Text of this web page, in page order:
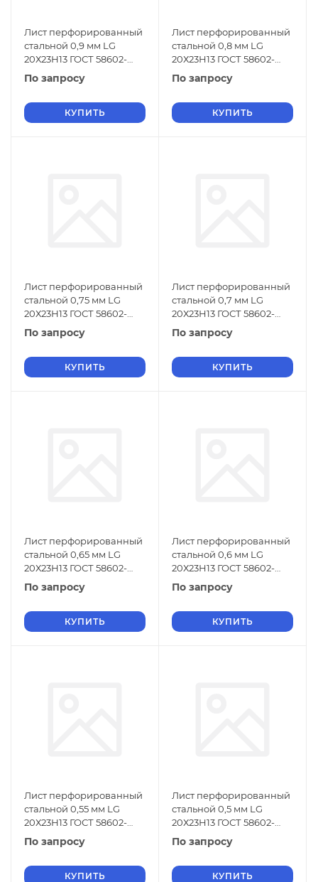
Лист перфорированный
стальной 0,9 мм LG
20Х23Н13 ГОСТ 58602-
2019
По запросу
КУПИТЬ
Лист перфорированный
стальной 0,8 мм LG
20Х23Н13 ГОСТ 58602-
2019
По запросу
КУПИТЬ
Лист перфорированный
стальной 0,75 мм LG
20Х23Н13 ГОСТ 58602-
2019
По запросу
КУПИТЬ
Лист перфорированный
стальной 0,7 мм LG
20Х23Н13 ГОСТ 58602-
2019
По запросу
КУПИТЬ
Лист перфорированный
стальной 0,65 мм LG
20Х23Н13 ГОСТ 58602-
2019
По запросу
КУПИТЬ
Лист перфорированный
стальной 0,6 мм LG
20Х23Н13 ГОСТ 58602-
2019
По запросу
КУПИТЬ
Лист перфорированный
стальной 0,55 мм LG
20Х23Н13 ГОСТ 58602-
2019
По запросу
КУПИТЬ
Лист перфорированный
стальной 0,5 мм LG
20Х23Н13 ГОСТ 58602-
2019
По запросу
КУПИТЬ